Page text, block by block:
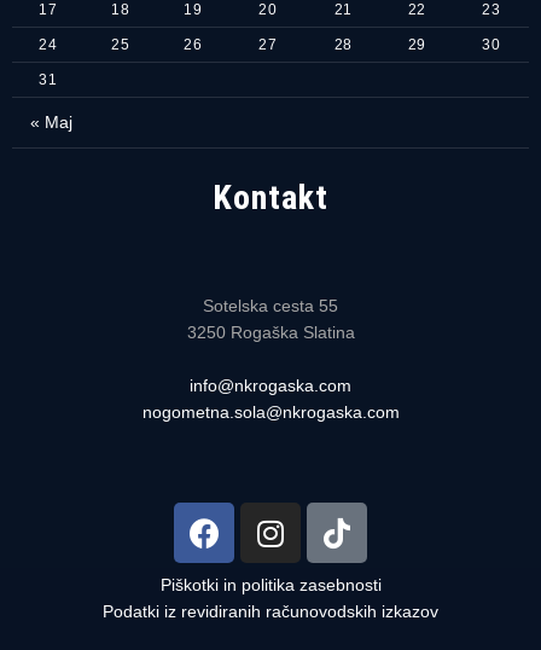
« Maj
17 18 19 20 21 22 23
24 25 26 27 28 29 30
31
Kontakt
Sotelska cesta 55
3250 Rogaška Slatina
info@nkrogaska.com
nogometna.sola@nkrogaska.com
Piškotki in politika zasebnosti
Podatki iz revidiranih računovodskih izkazov